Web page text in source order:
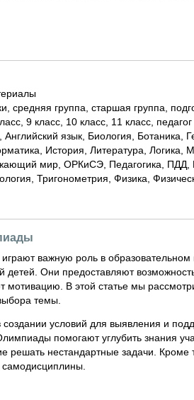
9 класс, 10 класс, 11 класс, педагог
История, Литература,
мир, ОРКиСЭ, Педагогика, ПДД,
Тригонометрия, Физика,
важную роль в образовательном
детей. Они предоставляют
мотивацию. В этой статье мы
темы.
создании условий для выявления и
помогают углубить знания
решать нестандартные задачи. Кроме